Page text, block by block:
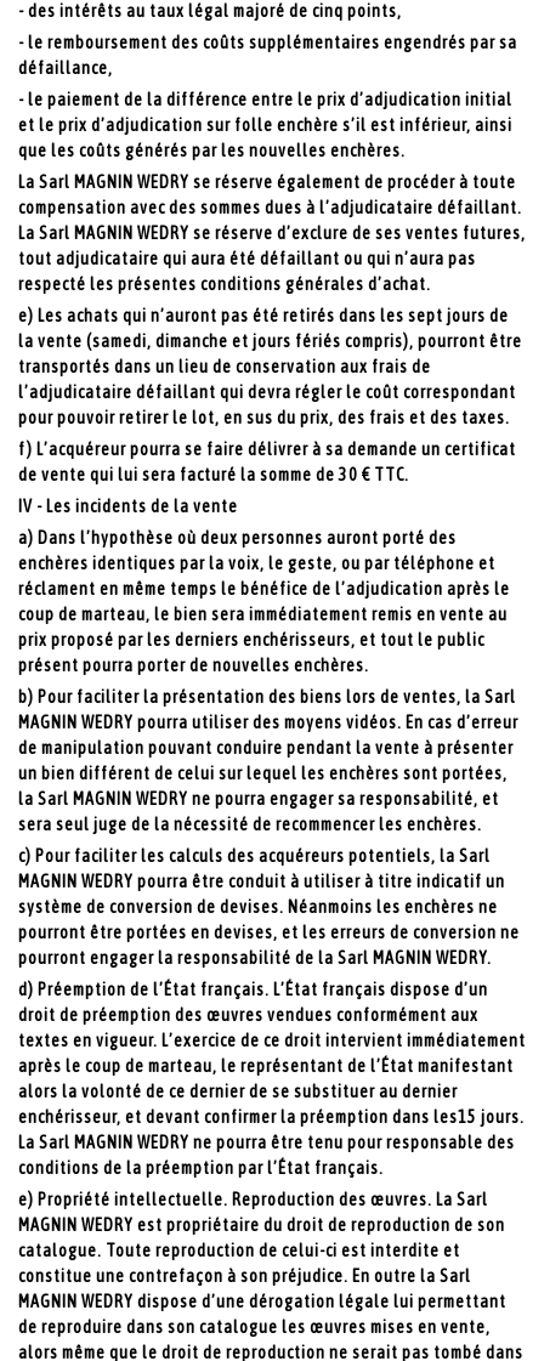
- des intérêts au taux légal majoré de cinq points,
- le remboursement des coûts supplémentaires engendrés par sa
défaillance,
- le paiement de la différence entre le prix d’adjudication initial
et le prix d’adjudication sur folle enchère s’il est inférieur, ainsi
que les coûts générés par les nouvelles enchères.
La Sarl MAGNIN WEDRY se réserve également de procéder à toute
compensation avec des sommes dues à l’adjudicataire défaillant.
La Sarl MAGNIN WEDRY se réserve d’exclure de ses ventes futures,
tout adjudicataire qui aura été défaillant ou qui n’aura pas
respecté les présentes conditions générales d’achat.
e) Les achats qui n’auront pas été retirés dans les sept jours de
la vente (samedi, dimanche et jours fériés compris), pourront être
transportés dans un lieu de conservation aux frais de
l’adjudicataire défaillant qui devra régler le coût correspondant
pour pouvoir retirer le lot, en sus du prix, des frais et des taxes.
f) L’acquéreur pourra se faire délivrer à sa demande un certificat
de vente qui lui sera facturé la somme de 30 € TTC.
IV - Les incidents de la vente
a) Dans l’hypothèse où deux personnes auront porté des
enchères identiques par la voix, le geste, ou par téléphone et
réclament en même temps le bénéfice de l’adjudication après le
coup de marteau, le bien sera immédiatement remis en vente au
prix proposé par les derniers enchérisseurs, et tout le public
présent pourra porter de nouvelles enchères.
b) Pour faciliter la présentation des biens lors de ventes, la Sarl
MAGNIN WEDRY pourra utiliser des moyens vidéos. En cas d’erreur
de manipulation pouvant conduire pendant la vente à présenter
un bien différent de celui sur lequel les enchères sont portées,
la Sarl MAGNIN WEDRY ne pourra engager sa responsabilité, et
sera seul juge de la nécessité de recommencer les enchères.
c) Pour faciliter les calculs des acquéreurs potentiels, la Sarl
MAGNIN WEDRY pourra être conduit à utiliser à titre indicatif un
système de conversion de devises. Néanmoins les enchères ne
pourront être portées en devises, et les erreurs de conversion ne
pourront engager la responsabilité de la Sarl MAGNIN WEDRY.
d) Préemption de l’État français. L’État français dispose d’un
droit de préemption des œuvres vendues conformément aux
textes en vigueur. L’exercice de ce droit intervient immédiatement
après le coup de marteau, le représentant de l’État manifestant
alors la volonté de ce dernier de se substituer au dernier
enchérisseur, et devant confirmer la préemption dans les15 jours.
La Sarl MAGNIN WEDRY ne pourra être tenu pour responsable des
conditions de la préemption par l’État français.
e) Propriété intellectuelle. Reproduction des œuvres. La Sarl
MAGNIN WEDRY est propriétaire du droit de reproduction de son
catalogue. Toute reproduction de celui-ci est interdite et
constitue une contrefaçon à son préjudice. En outre la Sarl
MAGNIN WEDRY dispose d’une dérogation légale lui permettant
de reproduire dans son catalogue les œuvres mises en vente,
alors même que le droit de reproduction ne serait pas tombé dans